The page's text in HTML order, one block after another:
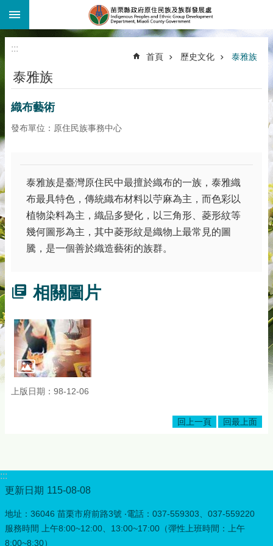
跳到主要內容區塊
:::
首頁 歷史文化 泰雅族
泰雅族
織布藝術
發布單位：原住民族事務中心
泰雅族是臺灣原住民中最擅於織布的一族，泰雅織
布最具特色，傳統織布材料以苧麻為主，而色彩以
植物染料為主，織品多變化，以三角形、菱形紋等
幾何圖形為主，其中菱形紋是織物上最常見的圖
騰，是一個善於織造藝術的族群。
相關圖片
上版日期：98-12-06
回上一頁 回最上面
:::
更新日期 115-08-08
地址：36046 苗栗市府前路3號 ‧電話：037-559303、037-559220
服務時間 上午8:00~12:00、13:00~17:00（彈性上班時間：上午
8:00~8:30）